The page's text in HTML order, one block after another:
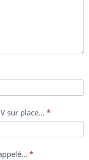
sur place... *
*